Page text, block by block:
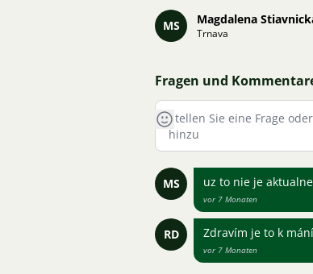
MS Magdalena
Trnava
Fragen und
MS uz to nie je
vor 7 Monaten
RD Zdravím je to k
vor 7 Monaten